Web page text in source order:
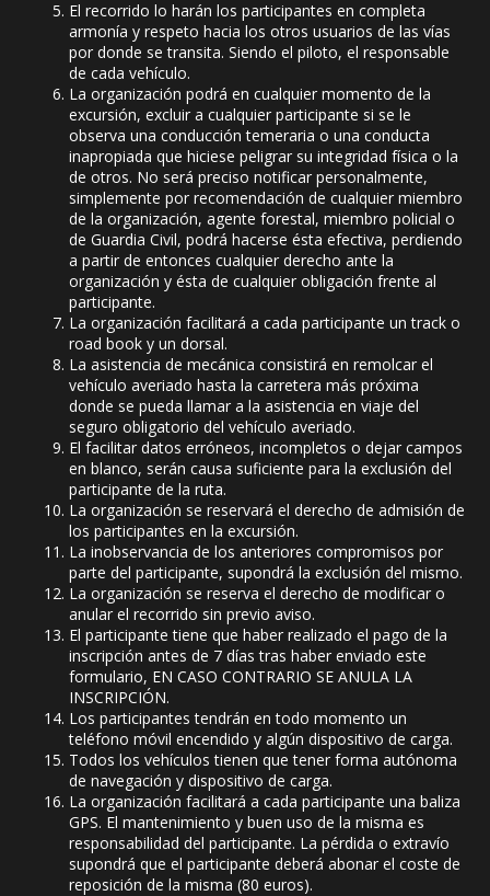
El recorrido lo harán los participantes en completa
armonía y respeto hacia los otros usuarios de las vías
por donde se transita. Siendo el piloto, el responsable
de cada vehículo.
La organización podrá en cualquier momento de la
excursión, excluir a cualquier participante si se le
observa una conducción temeraria o una conducta
inapropiada que hiciese peligrar su integridad física o la
de otros. No será preciso notificar personalmente,
simplemente por recomendación de cualquier miembro
de la organización, agente forestal, miembro policial o
de Guardia Civil, podrá hacerse ésta efectiva, perdiendo
a partir de entonces cualquier derecho ante la
organización y ésta de cualquier obligación frente al
participante.
La organización facilitará a cada participante un track o
road book y un dorsal.
La asistencia de mecánica consistirá en remolcar el
vehículo averiado hasta la carretera más próxima
donde se pueda llamar a la asistencia en viaje del
seguro obligatorio del vehículo averiado.
El facilitar datos erróneos, incompletos o dejar campos
en blanco, serán causa suficiente para la exclusión del
participante de la ruta.
La organización se reservará el derecho de admisión de
los participantes en la excursión.
La inobservancia de los anteriores compromisos por
parte del participante, supondrá la exclusión del mismo.
La organización se reserva el derecho de modificar o
anular el recorrido sin previo aviso.
El participante tiene que haber realizado el pago de la
inscripción antes de 7 días tras haber enviado este
formulario, EN CASO CONTRARIO SE ANULA LA
INSCRIPCIÓN.
Los participantes tendrán en todo momento un
teléfono móvil encendido y algún dispositivo de carga.
Todos los vehículos tienen que tener forma autónoma
de navegación y dispositivo de carga.
La organización facilitará a cada participante una baliza
GPS. El mantenimiento y buen uso de la misma es
responsabilidad del participante. La pérdida o extravío
supondrá que el participante deberá abonar el coste de
reposición de la misma (80 euros).